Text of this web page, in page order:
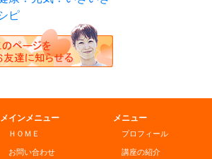
メインメニュー
ＨＯＭＥ
お問い合わせ
メニュー
プロフィール
講座の紹介